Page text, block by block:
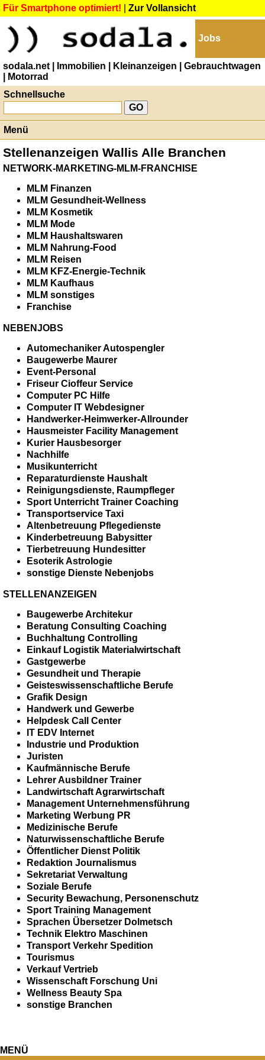
Für Smartphone optimiert! Zur Vollansicht
Jobs
sodala.net | Immobilien | Kleinanzeigen
| Gebrauchtwagen
| Motorrad
Schnellsuche
Menü
Stellenanzeigen Wallis Alle Branchen
NETWORK-MARKETING-MLM-FRANCHISE
MLM Finanzen
MLM Gesundheit-Wellness
MLM Kosmetik
MLM Mode
MLM Haushaltswaren
MLM Nahrung-Food
MLM Reisen
MLM KFZ-Energie-Technik
MLM Kaufhaus
MLM sonstiges
Franchise
NEBENJOBS
Automechaniker Autospengler
Baugewerbe Maurer
Event-Personal
Friseur Cioffeur Service
Computer PC Hilfe
Computer IT Webdesigner
Handwerker-Heimwerker-Allrounder
Hausmeister Facility Management
Kurier Hausbesorger
Nachhilfe
Musikunterricht
Reparaturdienste Haushalt
Reinigungsdienste, Raumpfleger
Sport Unterricht Trainer Coaching
Transportservice Taxi
Altenbetreuung Pflegedienste
Kinderbetreuung Babysitter
Tierbetreuung Hundesitter
Esoterik Astrologie
sonstige Dienste Nebenjobs
STELLENANZEIGEN
Baugewerbe Architekur
Beratung Consulting Coaching
Buchhaltung Controlling
Einkauf Logistik Materialwirtschaft
Gastgewerbe
Gesundheit und Therapie
Geisteswissenschaftliche Berufe
Grafik Design
Handwerk und Gewerbe
Helpdesk Call Center
IT EDV Internet
Industrie und Produktion
Juristen
Kaufmännische Berufe
Lehrer Ausbildner Trainer
Landwirtschaft Agrarwirtschaft
Management Unternehmensführung
Marketing Werbung PR
Medizinische Berufe
Naturwissenschaftliche Berufe
Öffentlicher Dienst Politik
Redaktion Journalismus
Sekretariat Verwaltung
Soziale Berufe
Security Bewachung, Personenschutz
Sport Training Management
Sprachen Übersetzer Dolmetsch
Technik Elektro Maschinen
Transport Verkehr Spedition
Tourismus
Verkauf Vertrieb
Wissenschaft Forschung Uni
Wellness Beauty Spa
sonstige Branchen
MENÜ